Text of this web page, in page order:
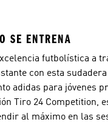
SE ENTRENA
futbolística a
con esta
adidas para jóvenes
Tiro 24 Competition,
al máximo en las